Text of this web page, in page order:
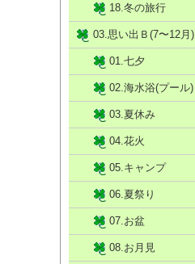
18.冬の旅行
03.思い出Ｂ(7〜12月)
01.七夕
02.海水浴(プール)
03.夏休み
04.花火
05.キャンプ
06.夏祭り
07.お盆
08.お月見